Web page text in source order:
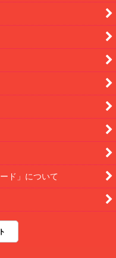
ド」について